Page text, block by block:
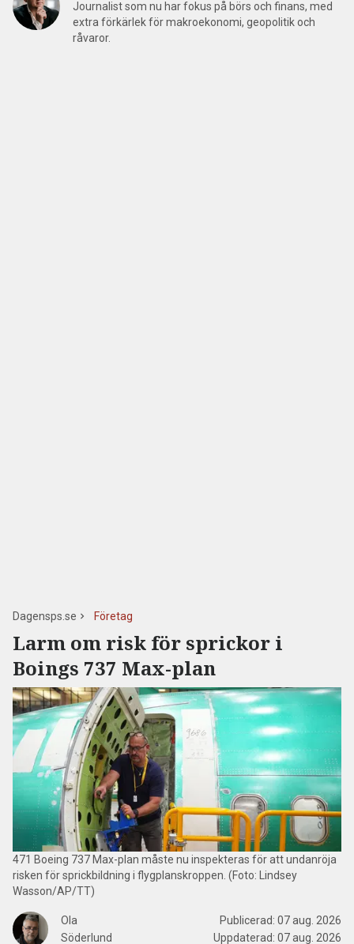
Journalist som nu har fokus på börs och finans, med
extra förkärlek för makroekonomi, geopolitik och
råvaror.
Dagensps.se Företag
Larm om risk för sprickor i
Boings 737 Max-plan
471 Boeing 737 Max-plan måste nu inspekteras för att undanröja
risken för sprickbildning i flygplanskroppen. (Foto: Lindsey
Wasson/AP/TT)
Ola
Söderlund
Publicerad: 07 aug. 2026
Uppdaterad: 07 aug. 2026